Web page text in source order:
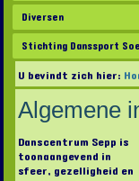
Diversen
Stichting Danssport
U bevindt zich hier:
Algemene
Danscentrum Sepp is
toonaangevend in
sfeer, gezelligheid en